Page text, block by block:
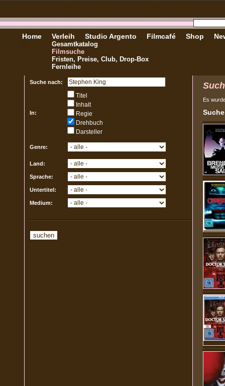
Home Verleih
Gesamtkatalog
Filmsuche
Fristen, Preise, Club, Drop-Box
Fernleihe
Studio Argento Filmcafé Shop
Suche nach:
In:
Titel
Inhalt
Regie
Drehbuch
Darsteller
Genre:
Land:
Sprache:
Untertitel:
Medium:
Es